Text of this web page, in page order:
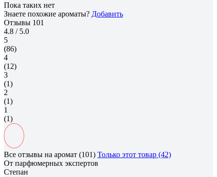
Пока таких нет
Знаете похожие ароматы? Добавить
Отзывы 101
4.8 / 5.0
5
(86)
4
(12)
3
(1)
2
(1)
1
(1)
Все отзывы на аромат (101) Только этот товар (42)
От парфюмерных экспертов
Степан